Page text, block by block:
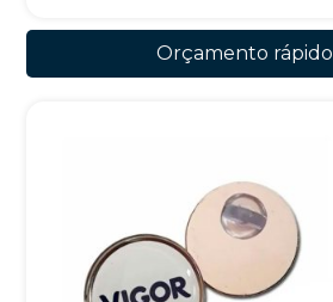
Orçamento rápido